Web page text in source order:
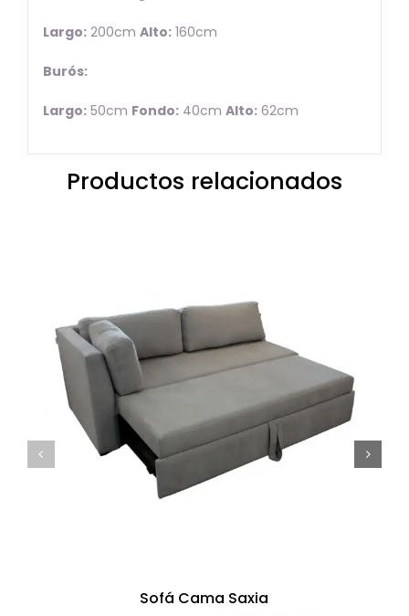
Largo:200cm Alto:160cm
Burós:
Largo:50cm Fondo:40cm Alto:62cm
Productos relacionados
Sofá Cama Saxia